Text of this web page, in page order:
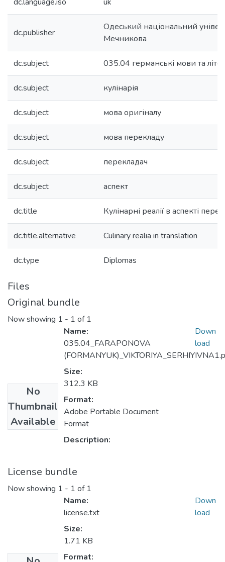
dc.publisher
Одеський національний
Мечникова
dc.subject 035.04 германські мови та
dc.subject кулінарія
dc.subject мова оригіналу
dc.subject мова перекладу
dc.subject перекладач
dc.subject аспект
dc.title Кулінарні реалії в аспекті
dc.title.alternative Culinary realia in translation
dc.type Diplomas
Files
Original bundle
Now showing 1 - 1 of 1
No
Thumbnail
Available
Name:
035.04_FARAPONOVA
Size:
312.3 KB
Format:
Adobe Portable Document
Format
Description:
Down
load
License bundle
Now showing 1 - 1 of 1
Name:
license.txt
Size:
1.71 KB
Format:
Down
load